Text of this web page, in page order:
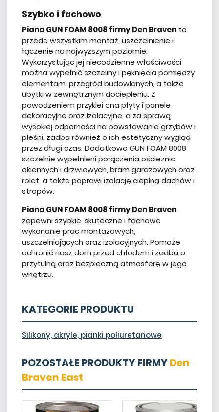
Szybko i fachowo
Piana GUN FOAM 8008 firmy Den Braven to
przede wszystkim montaż, uszczelnienie i
łączenie na najwyższym poziomie.
Wykorzystując jej niecodzienne właściwości
można wypełnić szczeliny i pęknięcia pomiędzy
elementami przegród budowlanych, a także
ubytki w zewnętrznym dociepleniu. Z
powodzeniem przyklei ona płyty i panele
dekoracyjne oraz izolacyjne, a za sprawą
wysokiej odporności na powstawanie grzybów i
pleśni, zadba również o ich estetyczny wygląd
przez długi czas. Dodatkowo GUN FOAM 8008
szczelnie wypełnieni połączenia ościeżnic
okiennych i drzwiowych, bram garażowych oraz
rolet, a także poprawi izolację cieplną dachów i
stropów.
Piana GUN FOAM 8008 firmy Den Braven
zapewni szybkie, skuteczne i fachowe
wykonanie prac montażowych,
uszczelniających oraz izolacyjnych. Pomoże
ochronić nasz dom przed chłodem i zadba o
przytulną oraz bezpieczną atmosferę w jego
wnętrzu.
KATEGORIE PRODUKTU
Silikony, akryle, pianki poliuretanowe
POZOSTAŁE PRODUKTY FIRMYDen
Braven East